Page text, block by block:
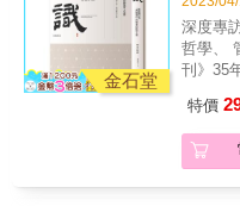
像是最薄的
利亞人
凌者及
英們將財
家族企
識，就
懂。敲
通常忌
種角度
【各方
了豐富
好的非
業低潮
忱。 &
麼？ 「
賴關係
& 逆境
領導者
錄，首
金石堂
深度專
哲學、
刊》35
父」張
6兆台積
恩師，
特價